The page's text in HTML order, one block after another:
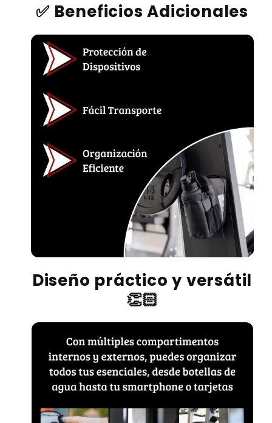
✅ Beneficios Adicionales
Diseño práctico y versátil
👏🏻